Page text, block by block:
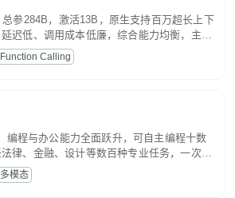
参284B，激活13B，原生支持百万超长上下
迟低、调用成本低廉，综合能力均衡，主打
合日常对话、内容创作、基础 RAG、批量
。
Function Calling
编程与办公能力全面跃升，可自主编程十数
律、金融、设计等数百种专业任务，一次对
。原生视觉理解贯穿规划、执行与验证全流
频的深度语义解析。长程任务中自主规划与
多模态